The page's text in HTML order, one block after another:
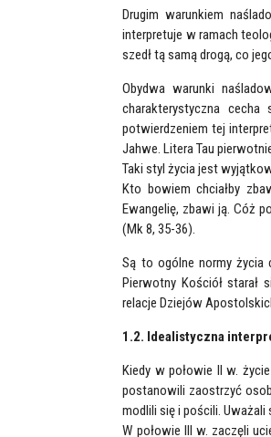
Drugim warunkiem
interpretuje w ramach
szedł tą samą drogą, co
Obydwa warunki
charakterystyczna cecha
potwierdzeniem tej
Taki styl życia jest
Kto bowiem chciałby
Ewangelię, zbawi ją. Cóż
(Mk 8, 35-36).
Są to ogólne normy życia
Pierwotny Kościół starał
relacje Dziejów
1.2. Idealistyczna
Kiedy w połowie II w.
postanowili zaostrzyć
modlili się i pościli. Uważali
W połowie III w. zaczęli